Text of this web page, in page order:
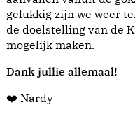
gelukkig zijn we weer
de doelstelling van de
mogelijk maken.
Dank jullie allemaal!
❤️ Nardy